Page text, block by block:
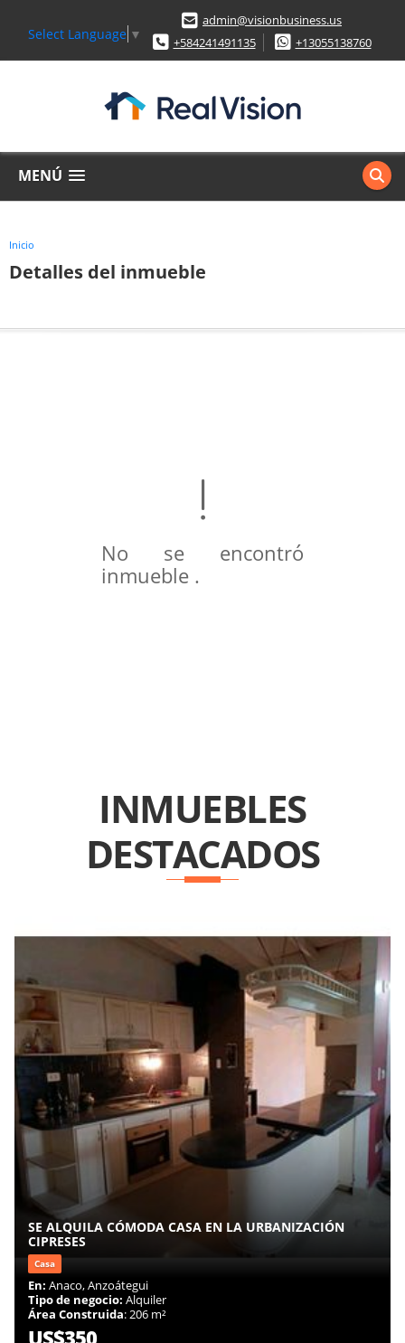
Select Language ▼
admin@visionbusiness.us
+584241491135
+13055138760
MENÚ
Inicio
Detalles del inmueble
No se encontró
inmueble .
INMUEBLES
DESTACADOS
SE ALQUILA CÓMODA CASA EN LA URBANIZACIÓN
CIPRESES
Casa
En: Anaco, Anzoátegui
Tipo de negocio: Alquiler
Área Construida: 206 m²